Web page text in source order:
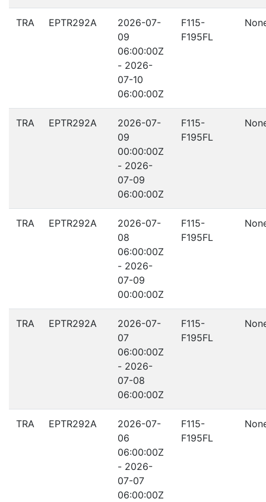
TRA EPTR292A
2026-07-
09
06:00:00Z
- 2026-
07-10
06:00:00Z
F115-
F195FL
TRA EPTR292A
2026-07-
09
00:00:00Z
- 2026-
07-09
06:00:00Z
F115-
F195FL
TRA EPTR292A
2026-07-
08
06:00:00Z
- 2026-
07-09
00:00:00Z
F115-
F195FL
TRA EPTR292A
2026-07-
07
06:00:00Z
- 2026-
07-08
06:00:00Z
F115-
F195FL
TRA EPTR292A
2026-07-
06
06:00:00Z
- 2026-
07-07
06:00:00Z
F115-
F195FL